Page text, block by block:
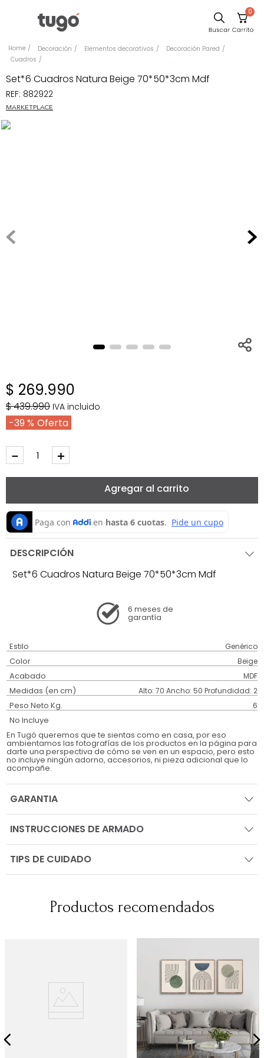
0
Decoración Elementos decorativos
Decoración Pared
Cuadros
Set*6 Cuadros Natura Beige 70*50*3cm Mdf
REF: 882922
MARKETPLACE
$ 269.990
$439.990 IVA incluido
39 %
＋
－
Agregar al carrito
DESCRIPCIÓN
Set*6 Cuadros Natura Beige 70*50*3cm Mdf
6 meses de
garantía
Estilo Genérico
Color Beige
Acabado MDF
Medidas (en cm) Alto: 70 Ancho: 50 Profundidad: 2
Peso Neto Kg. 6
No Incluye
En Tugó queremos que te sientas como en casa, por eso
ambientamos las fotografías de los productos en la página para
darte una perspectiva de cómo se ven en un espacio, pero esto
no incluye ningún adorno, accesorios, ni pieza adicional que lo
acompañe.
GARANTIA
INSTRUCCIONES DE ARMADO
TIPS DE CUIDADO
Productos recomendados
Comedor
Escritorio
Silla